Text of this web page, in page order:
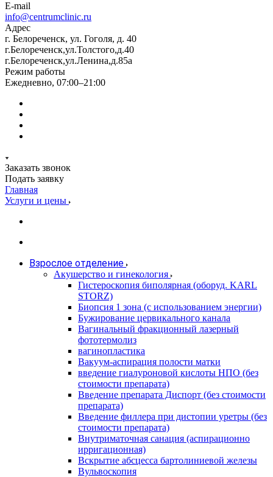
E-mail
info@centrumclinic.ru
Адрес
г. Белореченск, ул. Гоголя, д. 40
г.Белореченск,ул.Толстого,д.40
г.Белореченск,ул.Ленина,д.85а
Режим работы
Ежедневно, 07:00–21:00
Заказать звонок
Подать заявку
Главная
Услуги и цены
Взрослое отделение
Акушерство и гинекология
Гистероскопия биполярная (оборуд. KARL
STORZ)
Биопсия 1 зона (с использованием энергии)
Бужирование цервикального канала
Вагинальный фракционный лазерный
фототермолиз
вагинопластика
Вакуум-аспирация полости матки
введение гиалуроновой кислоты НПО (без
стоимости препарата)
Введение препарата Диспорт (без стоимости
препарата)
Введение филлера при дистопии уретры (без
стоимости препарата)
Внутриматочная санация (аспирационно
ирригационная)
Вскрытие абсцесса бартолиниевой железы
Вульвоскопия